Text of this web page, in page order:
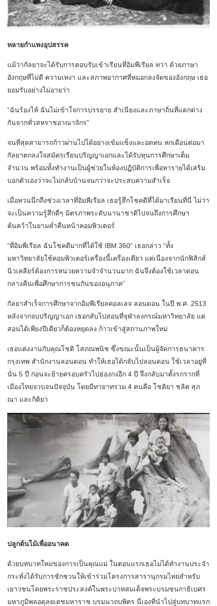
ทลายกำแพงอุปสรรค
แม้ว่ากัลยาจะได้รับการตอบรับเข้าเรียนที่อิมพีเรียล ทว่า ด้วยภาษา
อังกฤษที่ไม่ดี ความเหงา และสภาพอากาศที่หมอกลงจัดของอังกฤษ เธอ
ยอมรับอย่างไม่อายว่า
“ฉันร้องไห้ ฉันไม่เข้าใจการบรรยาย สำเนียงและภาษาถิ่นที่แตกต่าง
กันจากทั่วสหราชอาณาจักร”
จนที่สุดสามารถก้าวผ่านไปได้อย่างเข้มแข็งและอดทน หกเดือนต่อมา
กัลยาตกลงใจสมัครเรียนปริญญาเอกและได้รับทุนการศึกษาเต็ม
จำนวน พร้อมทั้งทำงานเป็นผู้ช่วยในห้องปฏิบัติการเพื่อหารายได้เสริม
บอกตัวเองว่าจะไม่กลับบ้านจนกว่าจะประสบความสำเร็จ
เมื่อหวนนึกถึงช่วงเวลาที่อิมพีเรียล เธอรู้สึกโชคดีที่ได้มาเรียนที่นี่ ไม่ว่า
จะเป็นความรู้สึกดีๆ มิตรภาพระดับนานาชาติไปจนถึงการศึกษา
ค้นคว้าในยามค่ำคืนหน้าคอมพิวเตอร์
“ที่อิมพีเรียล ฉันโชคดีมากที่ได้ใช้ IBM 360” เธอกล่าว “ทั้ง
มหาวิทยาลัยใช้คอมพิวเตอร์เครื่องนี้เครื่องเดียว แต่เนื่องจากนักฟิสิกส์
นิวเคลียร์ต้องการหน่วยความจำจำนวนมาก ฉันจึงต้องใช้เวลาตอน
กลางคืนเพื่อศึกษาการชนกันของอนุภาค”
กัลยาสำเร็จการศึกษาจากอิมพีเรียลคอลเลจ ลอนดอน ในปี พ.ศ. 2513
หลังจากจบปริญญาเอก เธอกลับไปสอนที่จุฬาลงกรณ์มหาวิทยาลัย แต่
สอนได้เพียงปีเดียวก็ต้องหยุดลง ก้าวเข้าสู่สถานภาพใหม่
เธอแต่งงานกับคุณโชติ โสภณพนิช ซึ่งขณะนั้นเป็นผู้จัดการธนาคาร
กรุงเทพ สำนักงานลอนดอน ทำให้เธอได้กลับไปลอนดอน ใช้เวลาอยู่ที่
นั่น 5 ปี ก่อนจะย้ายครอบครัวไปฮ่องกงอีก 4 ปี จึงกลับมาตั้งรกรากที่
เมืองไทยจวบจนปัจจุบัน โดยมีทายาทรวม 4 คนคือ โชติยา ชลิต สุภ
ณา และกิติยา
ปลูกต้นไม้เพื่ออนาคต
ด้วยบทบาทใหม่ของการเป็นคุณแม่ ในตอนแรกเธอไม่ได้ทำงานประจำ
กระทั่งได้รับการชักชวนให้เข้าร่วมโครงการสารานุกรมไทยสำหรับ
เยาวชนโดยพระราชประสงค์ในพระบาทสมเด็จพระบรมชนกาธิเบศร
มหาภูมิพลอดุลยเดชมหาราช บรมนาถบพิตร นี่เองที่นำไปสู่บทบาทแรก